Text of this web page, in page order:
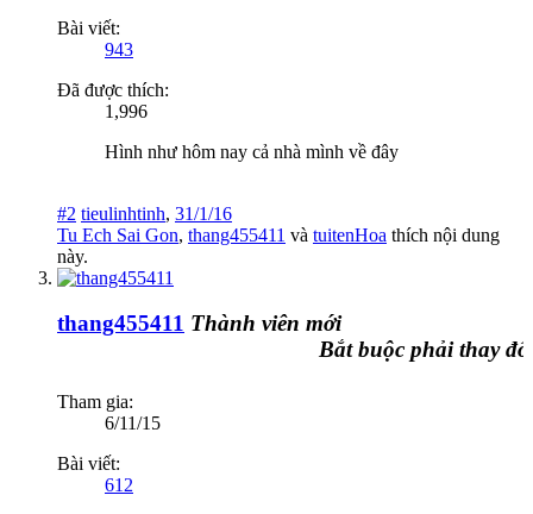
Bài viết:
943
Đã được thích:
1,996
Hình như hôm nay cả nhà mình về đây
#2 tieulinhtinh, 31/1/16
Tu Ech Sai Gon, thang455411 và tuitenHoa thích nội dung
này.
thang455411 Thành viên mới
Bắt buộc phải thay
Tham gia:
6/11/15
Bài viết:
612